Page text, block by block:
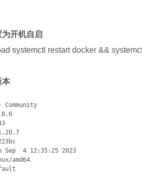
开机自启
systemctl restart docker &&
本
4 12:35:25 2023
amd64